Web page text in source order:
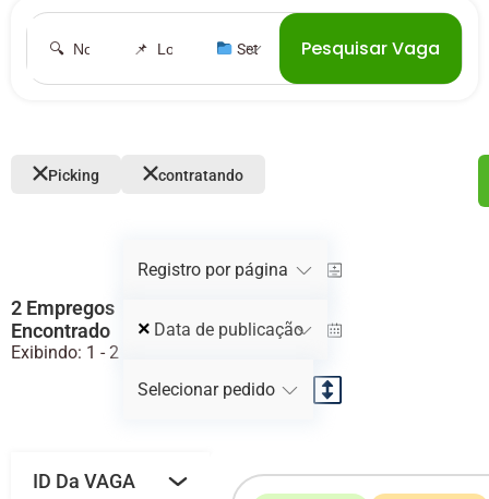
︎ Setor Pesquisar Vaga
Picking contratando
2 Empregos
Encontrado
Exibindo: 1 -2
Registro por página
× Data de publicação
Selecionar pedido
ID Da VAGA